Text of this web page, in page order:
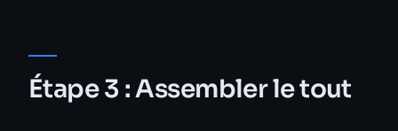
Étape 3 : Assembler le tout